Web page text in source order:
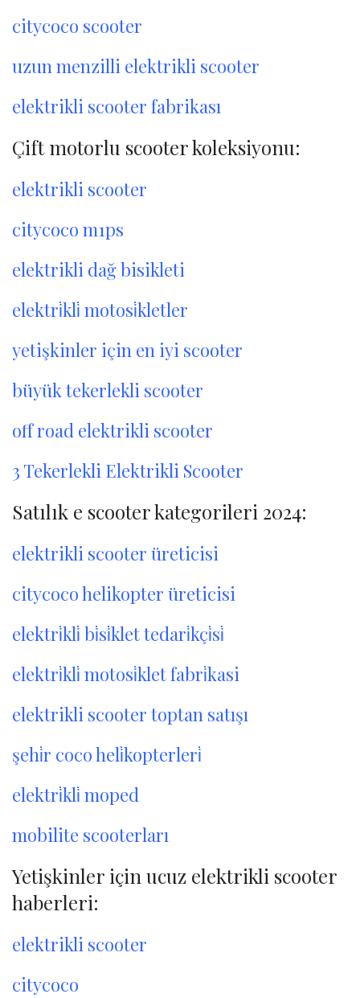
citycoco scooter
uzun menzilli elektrikli scooter
elektrikli scooter fabrikası
Çift motorlu scooter koleksiyonu:
elektrikli scooter
citycoco m1ps
elektrikli dağ bisikleti
elektri̇kli̇ motosi̇kletler
yetişkinler için en iyi scooter
büyük tekerlekli scooter
off road elektrikli scooter
3 Tekerlekli Elektrikli Scooter
Satılık e scooter kategorileri 2024:
elektrikli scooter üreticisi
citycoco helikopter üreticisi
elektri̇kli̇ bi̇si̇klet tedari̇kçi̇si̇
elektri̇kli̇ motosi̇klet fabri̇kasi
elektrikli scooter toptan satışı
şehi̇r coco heli̇kopterleri̇
elektri̇kli̇ moped
mobilite scooterları
Yetişkinler için ucuz elektrikli scooter
haberleri:
elektrikli scooter
citycoco